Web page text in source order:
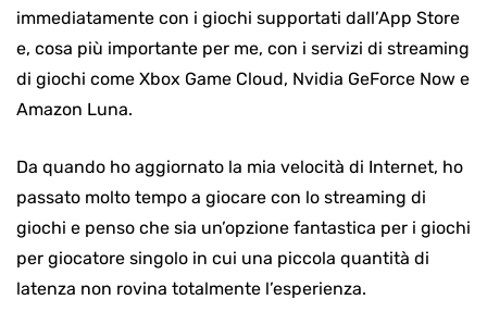
immediatamente con i giochi supportati dall’App Store
e, cosa più importante per me, con i servizi di streaming
di giochi come Xbox Game Cloud, Nvidia GeForce Now e
Amazon Luna.
Da quando ho aggiornato la mia velocità di Internet, ho
passato molto tempo a giocare con lo streaming di
giochi e penso che sia un’opzione fantastica per i giochi
per giocatore singolo in cui una piccola quantità di
latenza non rovina totalmente l’esperienza.